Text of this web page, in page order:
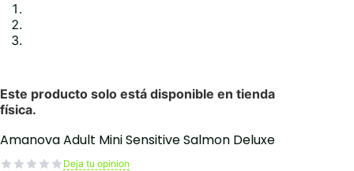
Amanova Adult Mini Sensitive Salmon Deluxe
Deja tu opinion